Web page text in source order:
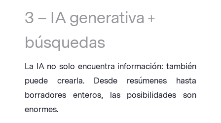
3 – IA generativa +
búsquedas
La IA no solo encuentra información: también
puede crearla. Desde resúmenes hasta
borradores enteros, las posibilidades son
enormes.